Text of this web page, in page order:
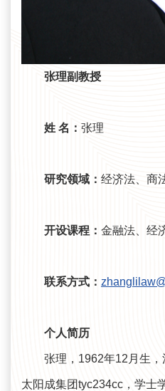
张理副教授
姓 名： 张理
研究领域： 经济法、商
开设课程： 金融法、经
联系方式：
个人简历
张理，1962年12月生
太阳成集团tyc234cc，学士